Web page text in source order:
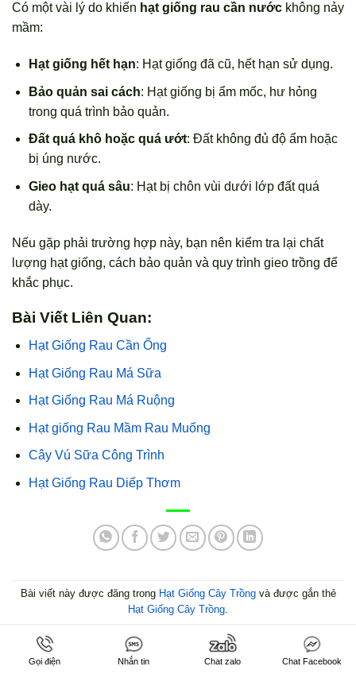
Có một vài lý do khiến hạt giống rau cần nước không nảy
mầm:
Hạt giống hết hạn: Hạt giống đã cũ, hết hạn sử dụng.
Bảo quản sai cách: Hạt giống bị ẩm mốc, hư hỏng
trong quá trình bảo quản.
Đất quá khô hoặc quá ướt: Đất không đủ độ ẩm hoặc
bị úng nước.
Gieo hạt quá sâu: Hạt bị chôn vùi dưới lớp đất quá
dày.
Nếu gặp phải trường hợp này, bạn nên kiểm tra lại chất
lượng hạt giống, cách bảo quản và quy trình gieo trồng để
khắc phục.
Bài Viết Liên Quan:
Hạt Giống Rau Cần Ống
Hạt Giống Rau Má Sữa
Hạt Giống Rau Má Ruộng
Hạt giống Rau Mầm Rau Muống
Cây Vú Sữa Công Trình
Hạt Giống Rau Diếp Thơm
Bài viết này được đăng trong Hạt Giống Cây Trồngvà được gắn thẻ
Hạt Giống Cây Trồng.
Gọi điện Nhắn tin Chat zalo Chat Facebook